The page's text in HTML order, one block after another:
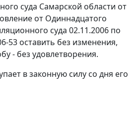
суда Самарской области от
от Одиннадцатого
суда 02.11.2006 по
53 оставить без изменения,
- без удовлетворения.
в законную силу со дня его